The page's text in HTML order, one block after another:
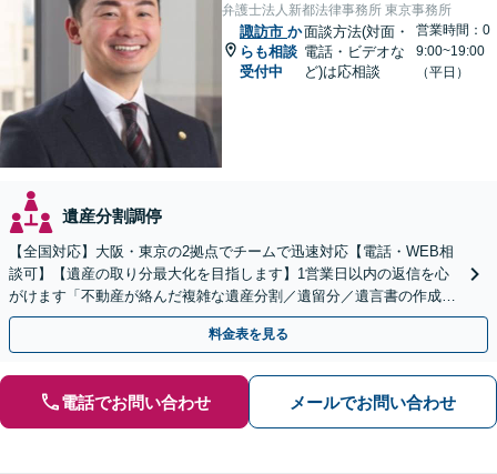
弁護士法人新都法律事務所 東京事務所
諏訪市 か
らも相談
受付中
面談方法(対面・
電話・ビデオな
ど)は応相談
営業時間：0
9:00~19:00
（平日）
遺産分割調停
【全国対応】大阪・東京の2拠点でチームで迅速対応【電話・WEB相
談可】【遺産の取り分最大化を目指します】1営業日以内の返信を心
がけます「不動産が絡んだ複雑な遺産分割／遺留分／遺言書の作成・
執行／事業承継など、お任せください」【休日相談あり】
料金表を見る
電話でお問い合わせ メールでお問い合わせ